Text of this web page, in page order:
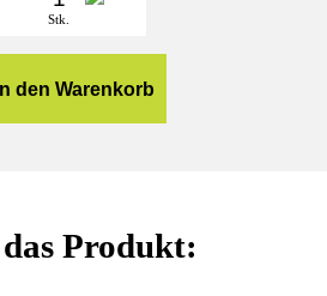
Stk.
In den Warenkorb
Produkt: